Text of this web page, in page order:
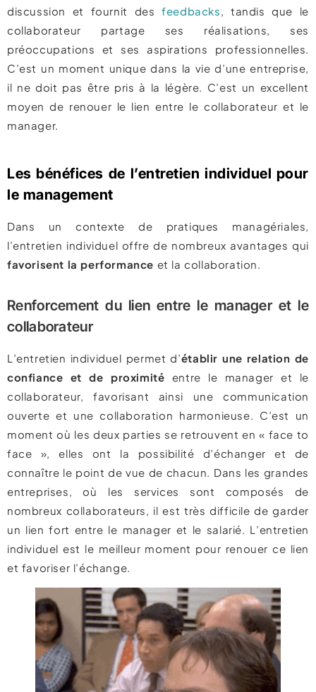
discussion et fournit desfeedbacks, tandis que le
collaborateur partage ses réalisations, ses
préoccupations et ses aspirations professionnelles.
C’est un moment unique dans la vie d’une entreprise,
il ne doit pas être pris à la légère. C’est un excellent
moyen de renouer le lien entre le collaborateur et le
manager.
Les bénéfices de l’entretien individuel pour
le management
Dans un contexte de pratiques managériales,
l’entretien individuel offre de nombreux avantages qui
favorisent la performance et la collaboration.
Renforcement du lien entre le manager et le
collaborateur
L’entretien individuel permet d’établir une relation de
confiance et de proximité entre le manager et le
collaborateur, favorisant ainsi une communication
ouverte et une collaboration harmonieuse. C’est un
moment où les deux parties se retrouvent en « face to
face », elles ont la possibilité d’échanger et de
connaître le point de vue de chacun. Dans les grandes
entreprises, où les services sont composés de
nombreux collaborateurs, il est très difficile de garder
un lien fort entre le manager et le salarié. L’entretien
individuel est le meilleur moment pour renouer ce lien
et favoriser l’échange.